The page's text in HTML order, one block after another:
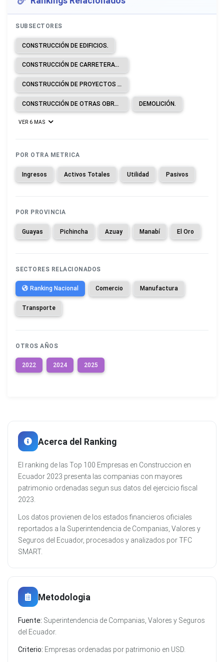
SUBSECTORES
CONSTRUCCIÓN DE EDIFICIOS.
CONSTRUCCIÓN DE CARRETERAS Y LÍNEAS DE FERROCARRIL.
CONSTRUCCIÓN DE PROYECTOS DE SERVICIOS PÚBLICOS.
CONSTRUCCIÓN DE OTRAS OBRAS DE INGENIERÍA CIVIL. DEMOLICIÓN.
VER 6 MAS
POR OTRA METRICA
Ingresos Activos Totales Utilidad Pasivos
POR PROVINCIA
Guayas Pichincha Azuay Manabí El Oro
SECTORES RELACIONADOS
Ranking Nacional Comercio Manufactura
Transporte
OTROS AÑOS
2022 2024 2025
Acerca del Ranking
El ranking de las Top 100 Empresas en Construccion en
Ecuador 2023 presenta las companias con mayores
patrimonio ordenadas segun sus datos del ejercicio fiscal
2023.
Los datos provienen de los estados financieros oficiales
reportados a la Superintendencia de Companias, Valores y
Seguros del Ecuador, procesados y analizados por TFC
SMART.
Metodologia
Fuente: Superintendencia de Companias, Valores y Seguros
del Ecuador.
Criterio: Empresas ordenadas por patrimonio en USD.